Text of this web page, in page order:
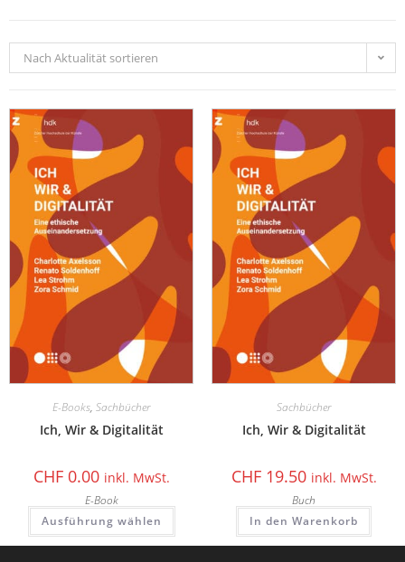
Nach Aktualität sortieren
E-Books, Sachbücher
Ich, Wir & Digitalität
CHF0.00 inkl. MwSt.
E-Book
Ausführung wählen
Sachbücher
Ich, Wir & Digitalität
CHF19.50 inkl. MwSt.
Buch
In den Warenkorb